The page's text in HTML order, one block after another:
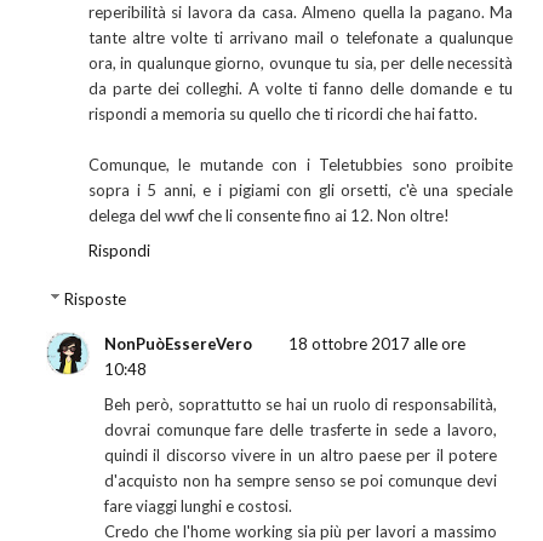
reperibilità si lavora da casa. Almeno quella la pagano. Ma
tante altre volte ti arrivano mail o telefonate a qualunque
ora, in qualunque giorno, ovunque tu sia, per delle necessità
da parte dei colleghi. A volte ti fanno delle domande e tu
rispondi a memoria su quello che ti ricordi che hai fatto.
Comunque, le mutande con i Teletubbies sono proibite
sopra i 5 anni, e i pigiami con gli orsetti, c'è una speciale
delega del wwf che li consente fino ai 12. Non oltre!
Rispondi
Risposte
NonPuòEssereVero
18 ottobre 2017 alle ore
10:48
Beh però, soprattutto se hai un ruolo di responsabilità,
dovrai comunque fare delle trasferte in sede a lavoro,
quindi il discorso vivere in un altro paese per il potere
d'acquisto non ha sempre senso se poi comunque devi
fare viaggi lunghi e costosi.
Credo che l'home working sia più per lavori a massimo